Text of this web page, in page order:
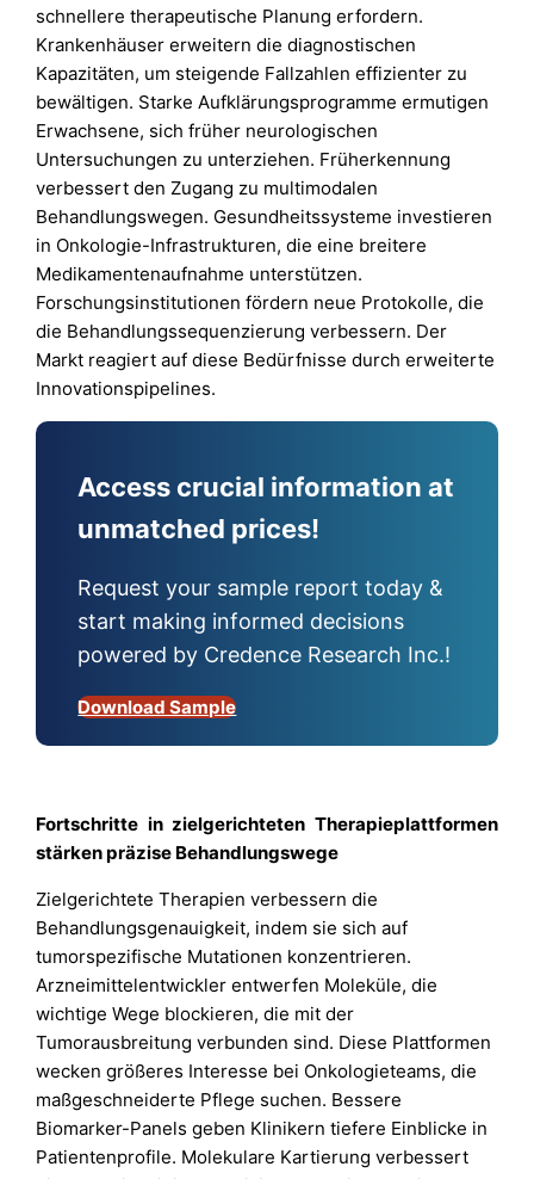
schnellere therapeutische Planung erfordern.
Krankenhäuser erweitern die diagnostischen
Kapazitäten, um steigende Fallzahlen effizienter zu
bewältigen. Starke Aufklärungsprogramme ermutigen
Erwachsene, sich früher neurologischen
Untersuchungen zu unterziehen. Früherkennung
verbessert den Zugang zu multimodalen
Behandlungswegen. Gesundheitssysteme investieren
in Onkologie-Infrastrukturen, die eine breitere
Medikamentenaufnahme unterstützen.
Forschungsinstitutionen fördern neue Protokolle, die
die Behandlungssequenzierung verbessern. Der
Markt reagiert auf diese Bedürfnisse durch erweiterte
Innovationspipelines.
Access crucial information at
unmatched prices!
Request your sample report today &
start making informed decisions
powered by Credence Research Inc.!
Download Sample
Fortschritte in zielgerichteten Therapieplattformen
stärken präzise Behandlungswege
Zielgerichtete Therapien verbessern die
Behandlungsgenauigkeit, indem sie sich auf
tumorspezifische Mutationen konzentrieren.
Arzneimittelentwickler entwerfen Moleküle, die
wichtige Wege blockieren, die mit der
Tumorausbreitung verbunden sind. Diese Plattformen
wecken größeres Interesse bei Onkologieteams, die
maßgeschneiderte Pflege suchen. Bessere
Biomarker-Panels geben Klinikern tiefere Einblicke in
Patientenprofile. Molekulare Kartierung verbessert